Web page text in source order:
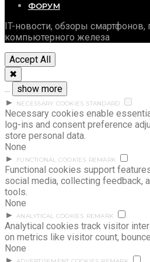
ФОРУМ
IT-новости, обзоры смартфонов,
компьютерного железа
Accept All
✖
show more
►
NECESSARY COOKIES STANDARD
Necessary cookies enable
log-ins and consent preference
store personal data.
None
►
FUNCTIONAL COOKIES REMARK
Functional cookies support
social media, collecting feedback,
tools.
None
► ANALYTICAL COOKIES REMARK
Analytical cookies track visitor
on metrics like visitor count,
None
►